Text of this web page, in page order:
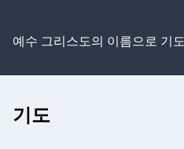
예수 그리스도의 이름으로 기
기도